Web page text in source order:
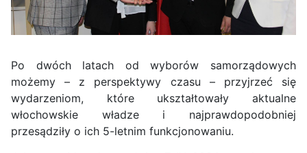
Po dwóch latach od wyborów samorządowych
możemy – z perspektywy czasu – przyjrzeć się
wydarzeniom, które ukształtowały aktualne
włochowskie władze i najprawdopodobniej
przesądziły o ich 5-letnim funkcjonowaniu.